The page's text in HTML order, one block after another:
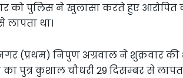
को पुलिस ने खुलासा करते हुए आरोपित
था।
(प्रथम) निपुण अग्रवाल ने शुक्रवार
का पुत्र कुशाल चौधरी 29 दिसम्बर से